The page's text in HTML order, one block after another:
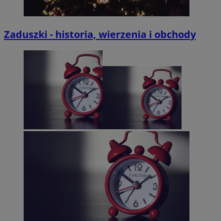
Zaduszki - historia, wierzenia i obchody
CookieScriptConsent
CookieScript
pyskowice.com.pl
Google Privacy Policy